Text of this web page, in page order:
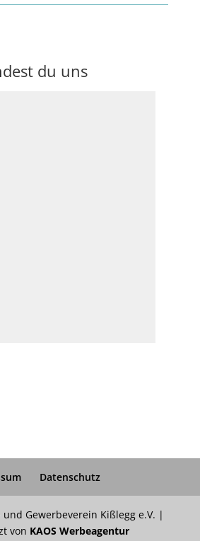
du uns
Datenschutz
Gewerbeverein Kißlegg e.V. |
von KAOS Werbeagentur